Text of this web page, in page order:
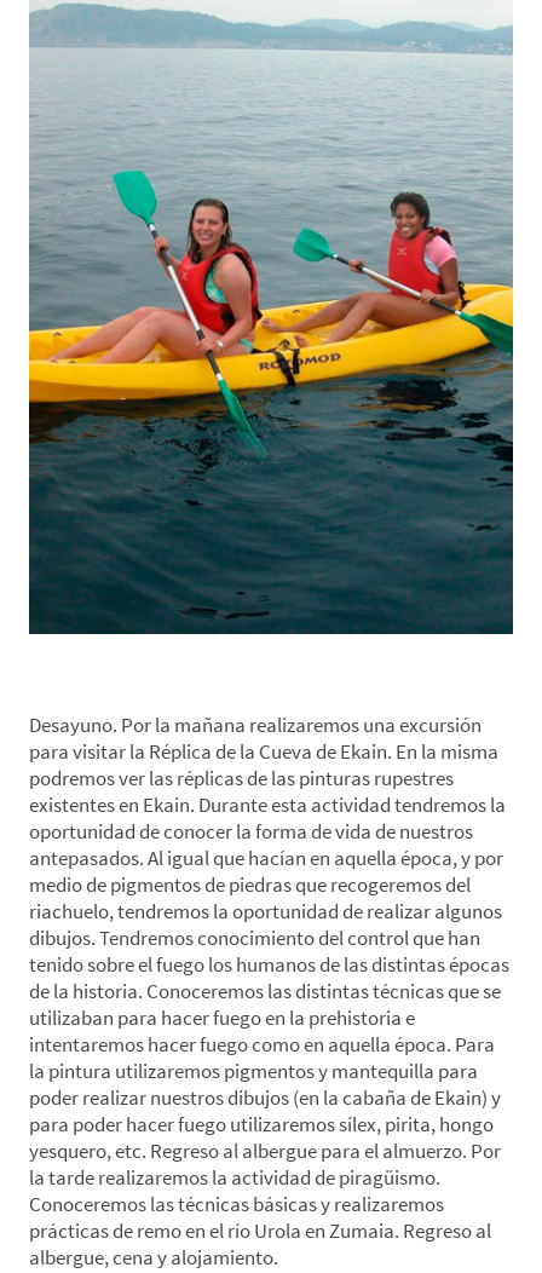
Desayuno. Por la mañana realizaremos una excursión
para visitar la Réplica de la Cueva de Ekain. En la misma
podremos ver las réplicas de las pinturas rupestres
existentes en Ekain. Durante esta actividad tendremos la
oportunidad de conocer la forma de vida de nuestros
antepasados. Al igual que hacían en aquella época, y por
medio de pigmentos de piedras que recogeremos del
riachuelo, tendremos la oportunidad de realizar algunos
dibujos. Tendremos conocimiento del control que han
tenido sobre el fuego los humanos de las distintas épocas
de la historia. Conoceremos las distintas técnicas que se
utilizaban para hacer fuego en la prehistoria e
intentaremos hacer fuego como en aquella época. Para
la pintura utilizaremos pigmentos y mantequilla para
poder realizar nuestros dibujos (en la cabaña de Ekain) y
para poder hacer fuego utilizaremos sílex, pirita, hongo
yesquero, etc. Regreso al albergue para el almuerzo. Por
la tarde realizaremos la actividad de piragüismo.
Conoceremos las técnicas básicas y realizaremos
prácticas de remo en el río Urola en Zumaia. Regreso al
albergue, cena y alojamiento.